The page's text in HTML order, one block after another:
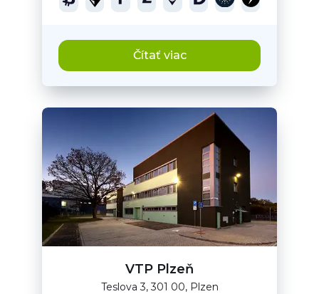
Čítať viac
VTP Plzeň
Teslova 3, 301 00, Plzen